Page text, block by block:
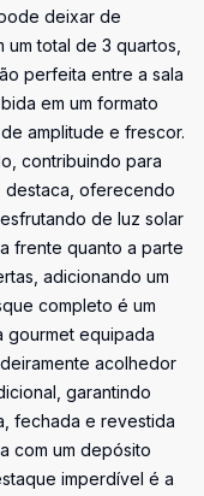
deixar de
total de 3 quartos,
perfeita entre a sala
em um formato
amplitude e frescor.
contribuindo para
destaca, oferecendo
de luz solar
frente quanto a parte
adicionando um
completo é um
gourmet equipada
acolhedor
garantindo
fechada e revestida
com um depósito
imperdível é a